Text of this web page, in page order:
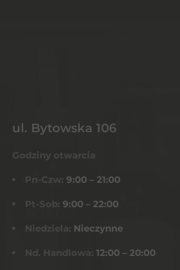
ul. Bytowska 106
Godziny otwarcia
Pn-Czw: 9:00 – 21:00
Pt-Sob: 9:00 – 22:00
Niedziela: Nieczynne
Nd. Handlowa: 12:00 – 20:00